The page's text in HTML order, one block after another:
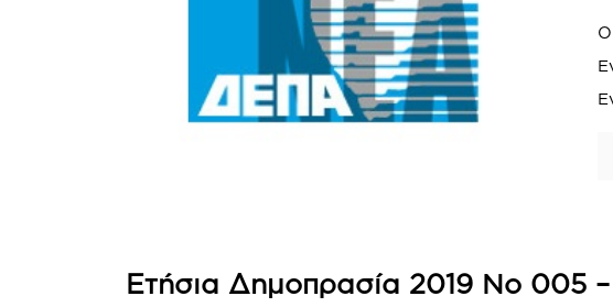
Ο
Ετήσια Δημοπρασία 2019 Νο 005 –